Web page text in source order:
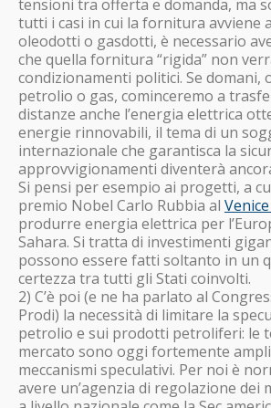
tensioni tra offerta e domanda, ma
tutti i casi in cui la fornitura avviene
oleodotti o gasdotti, è necessario
che quella fornitura “rigida” non
condizionamenti politici. Se domani,
petrolio o gas, cominceremo a
distanze anche l’energia elettrica
energie rinnovabili, il tema di un
internazionale che garantisca la
approvvigionamenti diventerà
Si pensi per esempio ai progetti, a
premio Nobel Carlo Rubbia al
produrre energia elettrica per
Sahara. Si tratta di investimenti
possono essere fatti soltanto in un
certezza tra tutti gli Stati coinvolti.
2) C’è poi (e ne ha parlato al
Prodi) la necessità di limitare la
petrolio e sui prodotti petroliferi: le
mercato sono oggi fortemente
meccanismi speculativi. Per noi è
avere un’agenzia di regolazione dei